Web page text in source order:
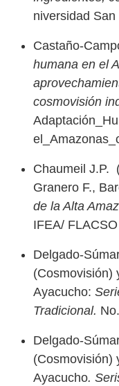
niversidad
Castaño-
humana en el
cosmovisión
Chaumeil J.P.
Granero F.,
de la Alta
IFEA/
Delgado-
(Cosmovisión)
Ayacucho:
Tradicional.
Delgado-
(Cosmovisión)
Ayacucho.